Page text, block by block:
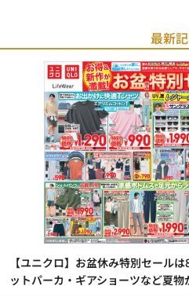
最新
【ユニクロ】お盆休み特別セール
ットパーカ・ギアショーツなど夏物